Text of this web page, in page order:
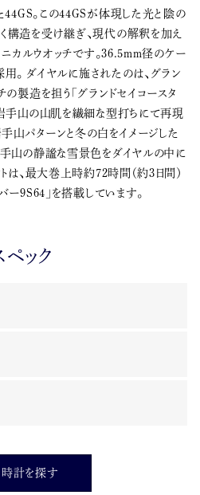
44GS。この44GSが体現した光と陰の
構造を受け継ぎ、現代の解釈を加え
ニカルウオッチです。36.5mm径のケー
用。 ダイヤルに施されたのは、グラン
の製造を担う「グランドセイコースタ
手山の山肌を繊細な型打ちにて再現
手山パターンと冬の白をイメージした
山の静謐な雪景色をダイヤルの中に
は、最大巻上時約72時間（約3日間）
ー9S64」を搭載しています。
ペック
時計を探す